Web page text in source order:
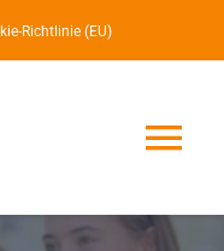
Richtlinie (EU)